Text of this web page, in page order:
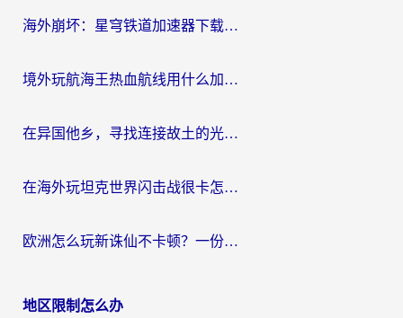
海外崩坏：星穹铁道加速器下载安装：一份给游子的终极网络指南
境外玩航海王热血航线用什么加速器？2026海外玩家实测最优方案（附欧洲问道堡垒前线加速技巧）
在异国他乡，寻找连接故土的光明大陆免费加速器
在海外玩坦克世界闪击战很卡怎么办？老玩家亲测有效的加速器选择指南
欧洲怎么玩新诛仙不卡顿？一份给海外游子的国服游戏畅玩指南
地区限制怎么办